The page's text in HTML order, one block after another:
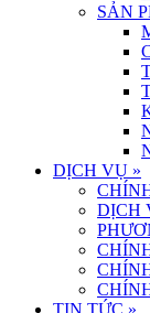
SẢN
DỊCH VỤ »
DỊCH
TIN TỨC »